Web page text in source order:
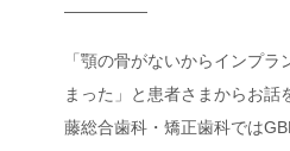
―――――
「顎の骨がないからインプ
まった」と患者さまからお話
藤総合歯科・矯正歯科では